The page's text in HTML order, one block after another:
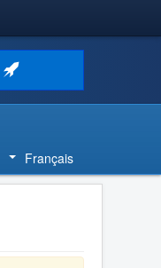
Français